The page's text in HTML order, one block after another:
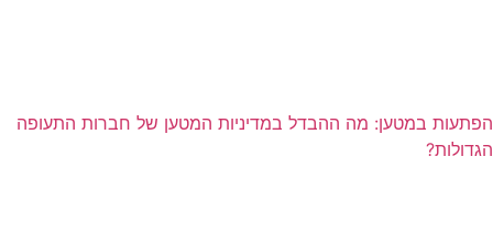
הפתעות במטען: מה ההבדל במדיניות המטען של חברות התעופה
הגדולות?